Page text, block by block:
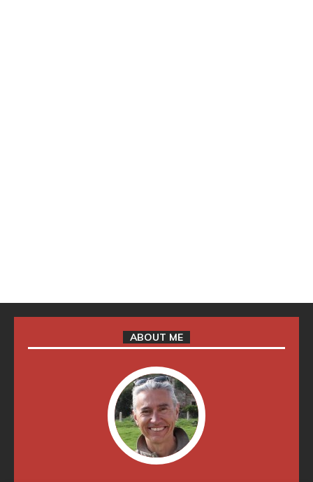
ABOUT ME